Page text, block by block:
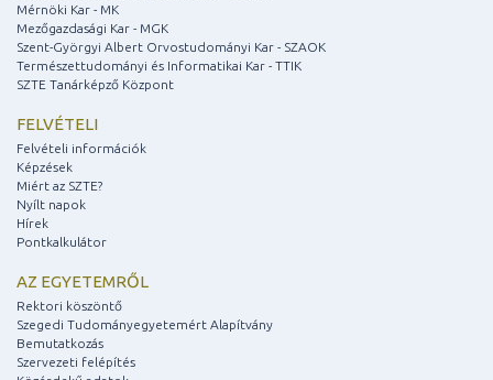
Mérnöki Kar - MK
Mezőgazdasági Kar - MGK
Szent-Györgyi Albert Orvostudományi Kar - SZAOK
Természettudományi és Informatikai Kar - TTIK
SZTE Tanárképző Központ
FELVÉTELI
Felvételi információk
Képzések
Miért az SZTE?
Nyílt napok
Hírek
Pontkalkulátor
AZ EGYETEMRŐL
Rektori köszöntő
Szegedi Tudományegyetemért Alapítvány
Bemutatkozás
Szervezeti felépítés